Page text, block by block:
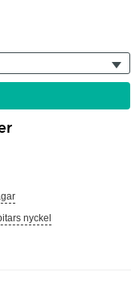
nyckel